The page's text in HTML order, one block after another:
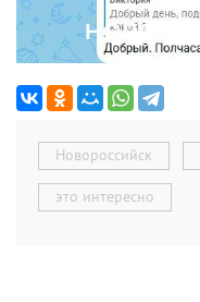
Новороссийск
это интересно